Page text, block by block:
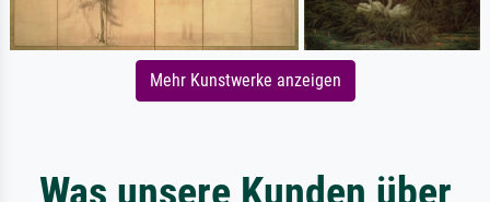
Mehr Kunstwerke anzeigen
Was unsere Kunden über